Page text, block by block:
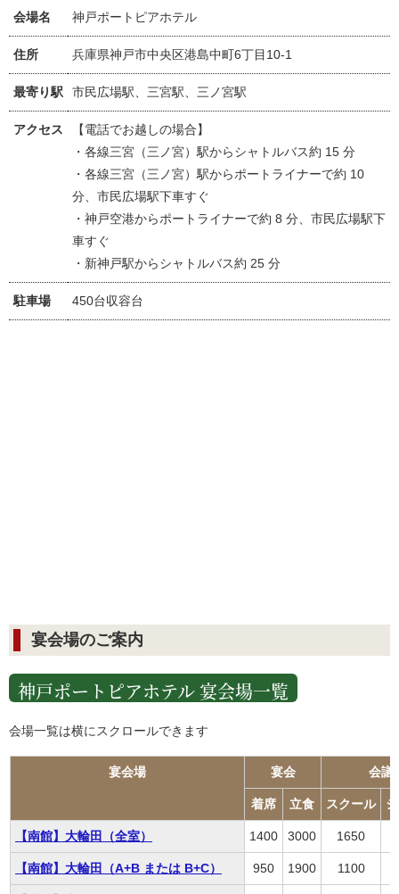
会場名 神戸ポートピアホテル
住所 兵庫県神戸市中央区港島中町6丁目10-1
最寄り駅 市民広場駅、三宮駅、三ノ宮駅
アクセス
【電話でお越しの場合】
・各線三宮（三ノ宮）駅からシャトルバス約 15 分
・各線三宮（三ノ宮）駅からポートライナーで約 10
分、市民広場駅下車すぐ
・神戸空港からポートライナーで約 8 分、市民広場駅下
車すぐ
・新神戸駅からシャトルバス約 25 分
駐車場 450台収容台
宴会場のご案内
神戸ポートピアホテル 宴会場一覧
会場一覧は横にスクロールできます
宴会場 宴会 会議
着席 立食 スクール
【南館】大輪田（全室） 1400 3000 1650
【南館】大輪田（A+B または B+C） 950 1900 1100